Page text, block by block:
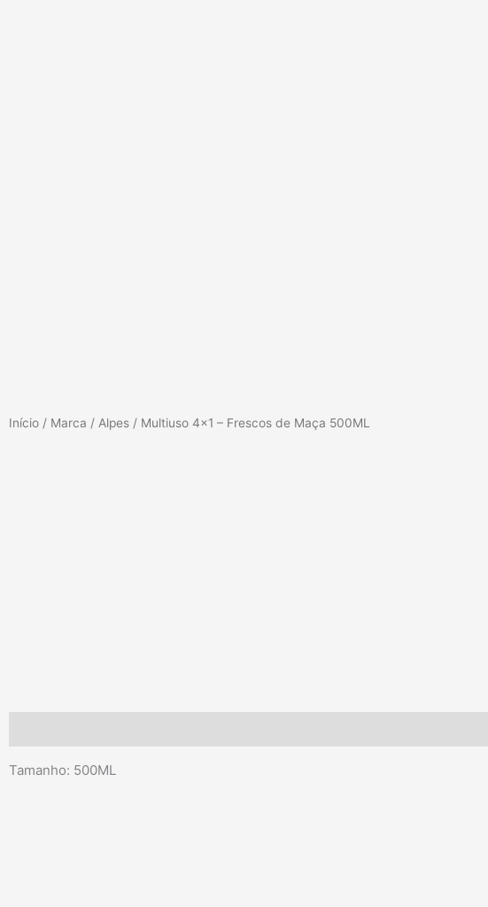
Início / Marca / Alpes / Multiuso 4×1 – Frescos de Maça 500ML
Tamanho: 500ML